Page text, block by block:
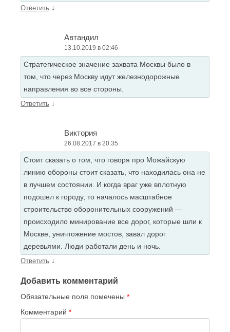
Ответить ↓
Автандил
13.10.2019 в 02:46
Стратегическое значение захвата Москвы было в
том, что через Москву идут железнодорожные
направления во все стороны.
Ответить ↓
Виктория
26.08.2017 в 20:35
Стоит сказать о том, что говоря про Можайскую
линию обороны стоит сказать, что находилась она не
в лучшем состоянии. И когда враг уже вплотную
подошел к городу, то началось масштабное
строительство оборонительных сооружений —
происходило минирование все дорог, которые шли к
Москве, уничтожение мостов, завал дорог
деревьями. Люди работали день и ночь.
Ответить ↓
Добавить комментарий
Обязательные поля помечены *
Комментарий *